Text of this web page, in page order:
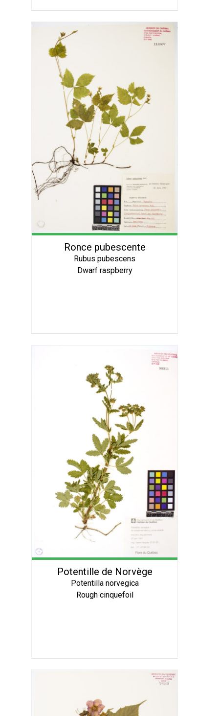
Ronce pubescente
Rubus pubescens
Dwarf raspberry
Potentille de Norvège
Potentilla norvegica
Rough cinquefoil